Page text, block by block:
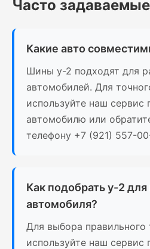
Часто
Какие авто
Шины у-2 подходят для
автомобилей. Для
используйте наш сервис
автомобилю или
телефону +7 (921) 557-
Как подобрать у-2 для
автомобиля?
Для выбора правильного
используйте наш сервис